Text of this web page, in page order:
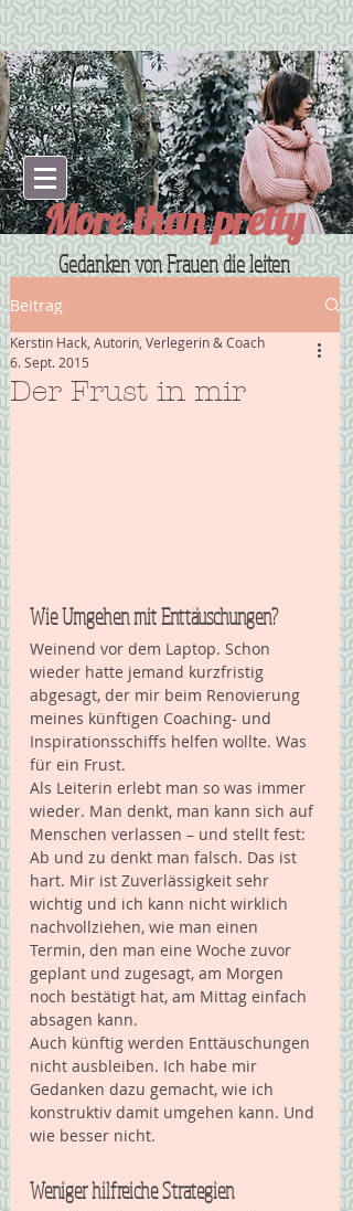
More than pretty
Gedanken von Frauen die leiten
Beitrag
Der Frust in mir
Kerstin Hack, Autorin, Verlegerin & Coach
6. Sept. 2015
Wie Umgehen mit Enttäuschungen?
Weinend vor dem Laptop. Schon
wieder hatte jemand kurzfristig
abgesagt, der mir beim Renovierung
meines künftigen Coaching- und
Inspirationsschiffs helfen wollte. Was
für ein Frust.
Als Leiterin erlebt man so was immer
wieder. Man denkt, man kann sich auf
Menschen verlassen – und stellt fest:
Ab und zu denkt man falsch. Das ist
hart. Mir ist Zuverlässigkeit sehr
wichtig und ich kann nicht wirklich
nachvollziehen, wie man einen
Termin, den man eine Woche zuvor
geplant und zugesagt, am Morgen
noch bestätigt hat, am Mittag einfach
absagen kann.
Auch künftig werden Enttäuschungen
nicht ausbleiben. Ich habe mir
Gedanken dazu gemacht, wie ich
konstruktiv damit umgehen kann. Und
wie besser nicht.
Weniger hilfreiche Strategien